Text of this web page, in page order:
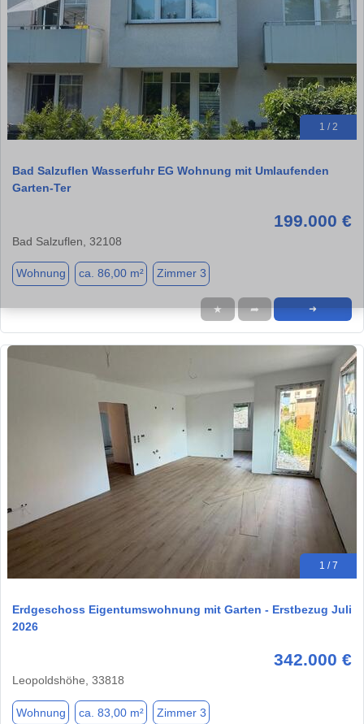
1 / 2
Bad Salzuflen Wasserfuhr EG Wohnung mit Umlaufenden
Garten-Ter
199.000 €
Bad Salzuflen, 32108
Wohnung ca. 86,00 m² Zimmer 3
★ ➦ ➜
1 / 7
Erdgeschoss Eigentumswohnung mit Garten - Erstbezug Juli
2026
342.000 €
Leopoldshöhe, 33818
Wohnung ca. 83,00 m² Zimmer 3